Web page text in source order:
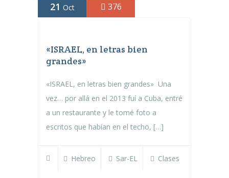
21 Oct 376
«ISRAEL, en letras bien
grandes»
«ISRAEL, en letras bien grandes» Una
vez… por allá en el 2013 fuí a Cuba, entré
a un restaurante y le tomé foto a
escritos que habían en el techo, […]
Hebreo Sar-EL Clases